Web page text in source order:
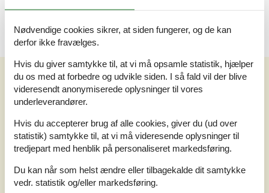
Vores gæsteanmeldelserVores gæsteanmeldelser
3,7
Sidste vurdering fra d. 12-07-2026
5
4
3
Nødvendige cookies sikrer, at siden fungerer, og de kan
derfor ikke fravælges.
Hvis du giver samtykke til, at vi må opsamle statistik, hjælper
du os med at forbedre og udvikle siden. I så fald vil der blive
videresendt anonymiserede oplysninger til vores
underleverandører.
Hvis du accepterer brug af alle cookies, giver du (ud over
statistik) samtykke til, at vi må videresende oplysninger til
tredjepart med henblik på personaliseret markedsføring.
Du kan når som helst ændre eller tilbagekalde dit samtykke
vedr. statistik og/eller markedsføring.